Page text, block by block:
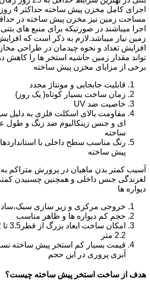
اجرای
مساحت زمین نیز مخزن پیش ساخته در
اجرا میباشند در صورتیکه برای منبع های
زمین نیاز میباشد.لازم به ذکر است که
افزایش تعداد و نحوه چیدمان در طراحی
تواند مقدار زمین حاشیه استخر ها را کاهش
برخی از مزایای مخزن پیش ساخته
قابلیت جابجایی و مونتاژ مجدد
زمان ساخت بسیار کوتاه( یک روز)
خاصیت ضد UV
مقاومت بالای اسکلت فلزی به دلیل
ای و جنس زینکالیوم ضد زنگ و طول
ساخته
رنگ مناسب سطح داخلی با
پیش ساخته
آسیب کمتر بدن ماهیان در پرورش متراکم
لغزندگی جنس داخلی و همچنین چسبیدن
دیواره ها
خروجی مرکزی و زیر سازی
حجم کم دیواره ها و ظاهر مناسب
2.2 متر
قیمت بسیار کم استخر پیش ساخته
آبزی پروری در این حجم
هدف از ساخت استخر پیش ساخته چیست؟